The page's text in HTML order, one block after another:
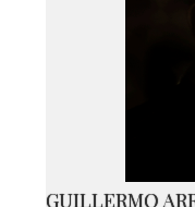
GUILLERMO